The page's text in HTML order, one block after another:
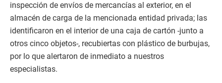
inspección de envíos de mercancías al exterior, en el
almacén de carga de la mencionada entidad privada; las
identificaron en el interior de una caja de cartón -junto a
otros cinco objetos-, recubiertas con plástico de burbujas,
por lo que alertaron de inmediato a nuestros
especialistas.